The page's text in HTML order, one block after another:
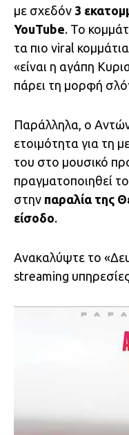
με σχεδόν 3
YouTube. Το
τα πιο viral
«είναι η αγάπη
πάρει τη μορφή
Παράλληλα, ο
ετοιμότητα για τη
του στο μουσικό
πραγματοποιηθεί
στην παραλία της
είσοδο.
Ανακαλύψτε το
streaming